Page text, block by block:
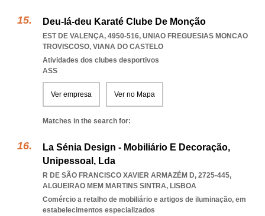
Deu-lá-deu Karaté Clube De Monção
EST DE VALENÇA, 4950-516, UNIAO FREGUESIAS MONCAO
TROVISCOSO, VIANA DO CASTELO
Atividades dos clubes desportivos
ASS
Ver empresa Ver no Mapa
Matches in the search for:
La Sénia Design - Mobiliário E Decoração,
Unipessoal, Lda
R DE SÃO FRANCISCO XAVIER ARMAZÉM D, 2725-445,
ALGUEIRAO MEM MARTINS SINTRA, LISBOA
Comércio a retalho de mobiliário e artigos de iluminação, em
estabelecimentos especializados